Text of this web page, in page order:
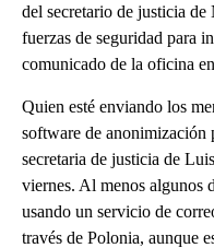
del secretario de justicia de
fuerzas de seguridad para
comunicado de la oficina
Quien esté enviando los
software de anonimización
secretaria de justicia de
viernes. Al menos algunos
usando un servicio de
través de Polonia, aunque